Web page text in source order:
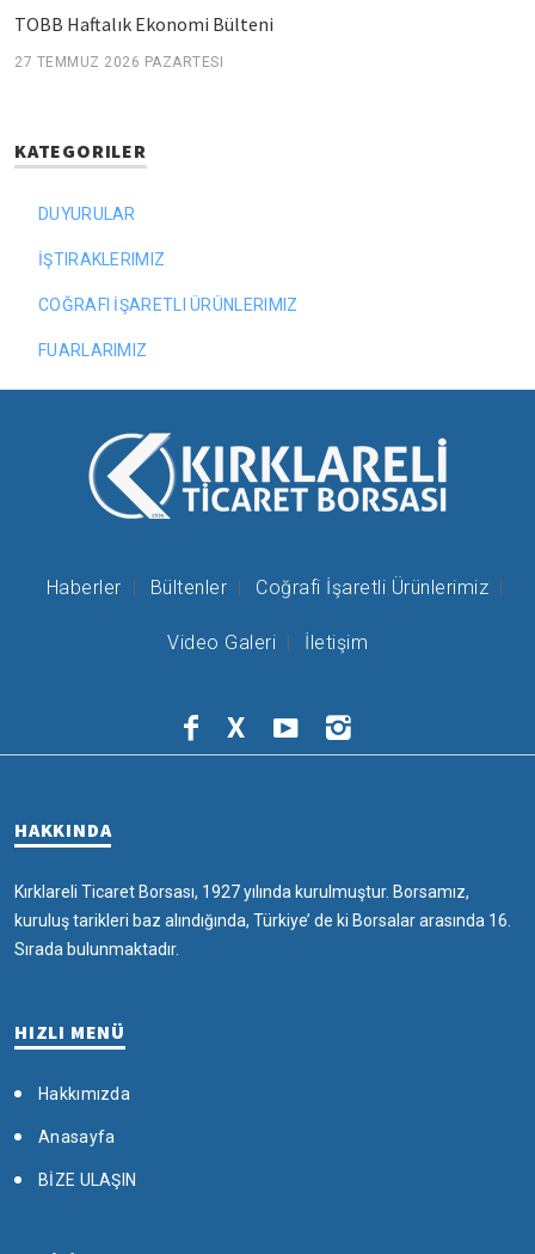
TOBB Haftalık Ekonomi Bülteni
27 TEMMUZ 2026 PAZARTESI
KATEGORILER
DUYURULAR
İŞTIRAKLERIMIZ
COĞRAFI İŞARETLI ÜRÜNLERIMIZ
FUARLARIMIZ
Haberler Bültenler Coğrafi İşaretli Ürünlerimiz
Video Galeri İletişim
X
HAKKINDA
Kırklareli Ticaret Borsası, 1927 yılında kurulmuştur. Borsamız,
kuruluş tarikleri baz alındığında, Türkiye’ de ki Borsalar arasında 16.
Sırada bulunmaktadır.
HIZLI MENÜ
Hakkımızda
Anasayfa
BİZE ULAŞIN